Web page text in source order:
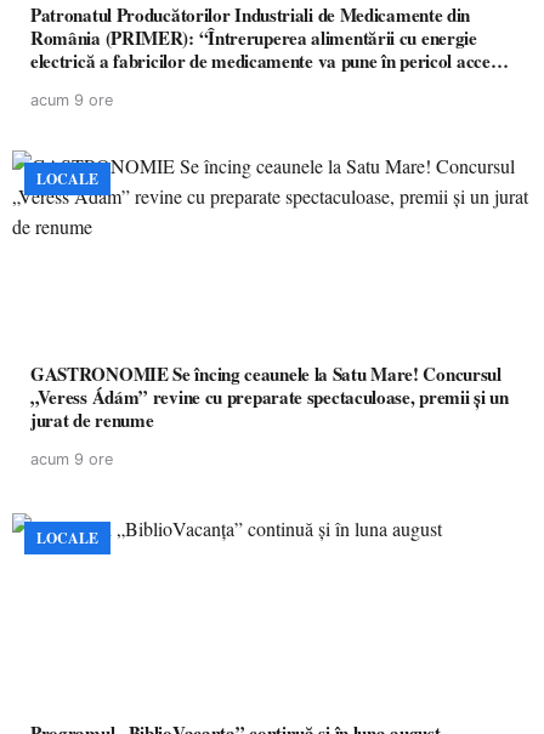
Patronatul Producătorilor Industriali de Medicamente din
România (PRIMER): “Întreruperea alimentării cu energie
electrică a fabricilor de medicamente va pune în pericol accesul
acum 9 ore
LOCALE
GASTRONOMIE Se încing ceaunele la Satu Mare! Concursul
„Veress Ádám” revine cu preparate spectaculoase, premii și un
jurat de renume
acum 9 ore
LOCALE